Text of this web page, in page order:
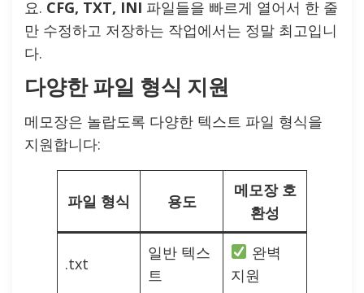
요. CFG, TXT, INI 파일들을 빠르게 열어서 한 줄
만 수정하고 저장하는 작업에서는 정말 최고입니
다.
다양한 파일 형식 지원
메모장은 놀랍도록 다양한 텍스트 파일 형식을
지원합니다:
파일 형식 용도
메모장 호
환성
.txt
일반 텍스
트
완벽
지원